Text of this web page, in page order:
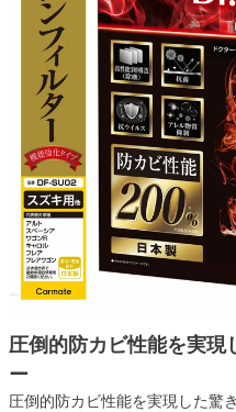
圧倒的防カビ性能を実現
ー
圧倒的防カビ性能を実現した驚